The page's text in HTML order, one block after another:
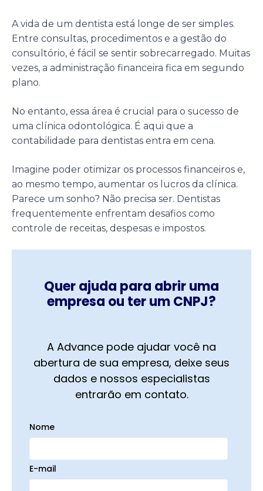
A vida de um dentista está longe de ser simples.
Entre consultas, procedimentos e a gestão do
consultório, é fácil se sentir sobrecarregado. Muitas
vezes, a administração financeira fica em segundo
plano.
No entanto, essa área é crucial para o sucesso de
uma clínica odontológica. É aqui que a
contabilidade para dentistas entra em cena.
Imagine poder otimizar os processos financeiros e,
ao mesmo tempo, aumentar os lucros da clínica.
Parece um sonho? Não precisa ser. Dentistas
frequentemente enfrentam desafios como
controle de receitas, despesas e impostos.
Quer ajuda para abrir uma
empresa ou ter um CNPJ?
A Advance pode ajudar você na
abertura de sua empresa, deixe seus
dados e nossos especialistas
entrarão em contato.
Nome
E-mail